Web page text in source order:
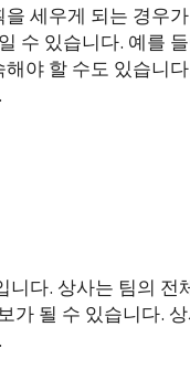
세우게 되는 경우
수 있습니다. 예를
야 할 수도 있습니
다. 상사는 팀의 전
가 될 수 있습니다.